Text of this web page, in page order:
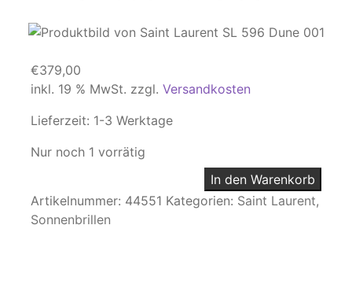
€379,00
inkl. 19 % MwSt. zzgl. Versandkosten
Lieferzeit: 1-3 Werktage
Nur noch 1 vorrätig
In den Warenkorb
Artikelnummer: 44551 Kategorien: Saint Laurent,
Sonnenbrillen